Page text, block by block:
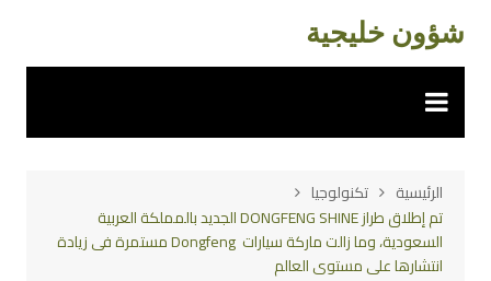
المحتوى
شؤون خليجية
الرئيسية
تكنولوجيا
تم إطلاق طراز DONGFENG SHINE الجديد بالمملكة العربية
السعودية، وما زالت ماركة سيارات Dongfeng مستمرة فى زيادة
انتشارها على مستوى العالم